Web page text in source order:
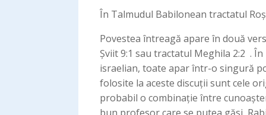
În Talmudul Babilonean tractatul
Povestea întreagă apare în două
Șviit 9:1 sau tractatul Meghila 2:2 .
israelian, toate apar într-o singură
folosite la aceste discuții sunt cele
probabil o combinație între